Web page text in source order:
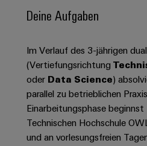
Sicherheit
für
Gebäudeinfrastruktur
Lösungen
für
die
spezifischen
Anforderungen
in
Smart
Building
Smart
Metering
Weidmüller
Configurator
Verteilerboxen
Elektronik
Koppelrelais
&
Halbleiterrelais
Trennverstärker
Weidmüller
PCB
Connector
Services
Akkreditiertes
Labor
Kundenservice
Webshop
Preisliste
Kataloganforderung
|
Länder
Management
Informationen
und
Zertifikate
Für
und
Schüler
Ausbildung
Duales
Studium
Deine Aufgaben
Im Verlauf des 3-jährigen
(Vertiefungsrichtung
oder Data Science)
parallel zu betrieblichen
Einarbeitungsphase
Technischen Hochschule
und an vorlesungsfreien